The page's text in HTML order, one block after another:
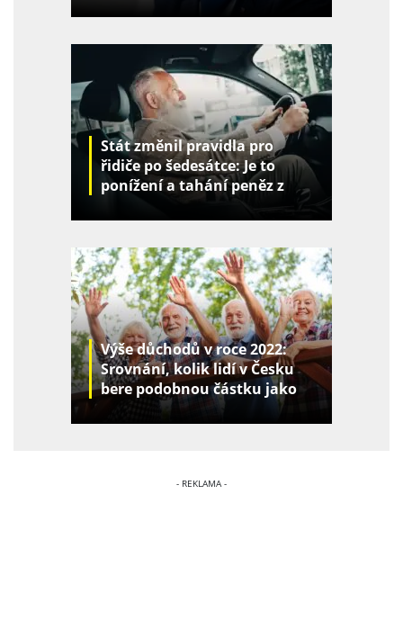
Stát změnil pravidla pro
řidiče po šedesátce: Je to
ponížení a tahání peněz z
Výše důchodů v roce 2022:
Srovnání, kolik lidí v Česku
bere podobnou částku jako